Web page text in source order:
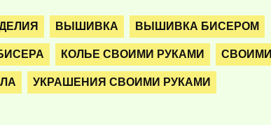
ВЫШИВКА ВЫШИВКА БИСЕРОМ
КОЛЬЕ СВОИМИ РУКАМИ
УКРАШЕНИЯ СВОИМИ РУКАМИ